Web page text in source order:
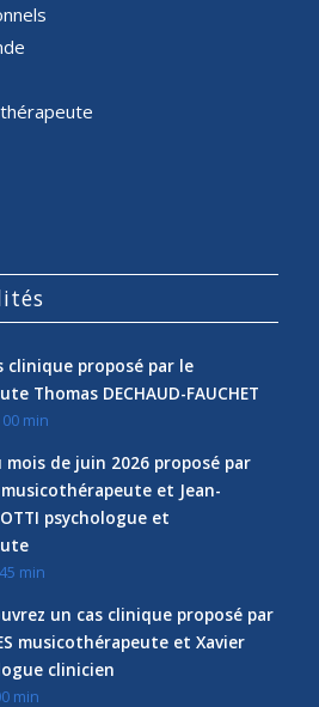
clinique proposé par le
Thomas DECHAUD-FAUCHET
min
mois de juin 2026 proposé par
musicothérapeute et Jean-
psychologue et
min
un cas clinique proposé par
musicothérapeute et Xavier
clinicien
min